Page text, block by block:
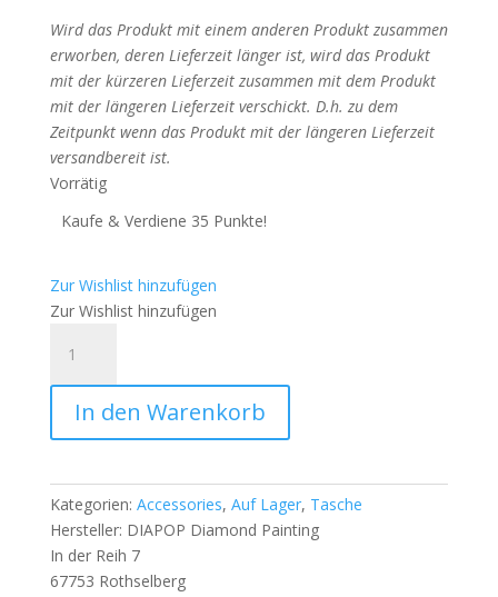
Wird das Produkt mit einem anderen Produkt zusammen
erworben, deren Lieferzeit länger ist, wird das Produkt
mit der kürzeren Lieferzeit zusammen mit dem Produkt
mit der längeren Lieferzeit verschickt. D.h. zu dem
Zeitpunkt wenn das Produkt mit der längeren Lieferzeit
versandbereit ist.
Vorrätig
Kaufe & Verdiene 35 Punkte!
Zur Wishlist hinzufügen
Zur Wishlist hinzufügen
Painting
Tools
Bag
-
Menge
In den Warenkorb
Kategorien: Accessories, Auf Lager, Tasche
Hersteller: DIAPOP Diamond Painting
In der Reih 7
67753 Rothselberg